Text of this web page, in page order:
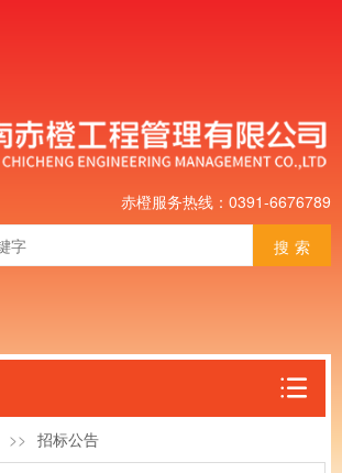
赤橙服务热线：0391-6676789
搜索
>> 招标公告